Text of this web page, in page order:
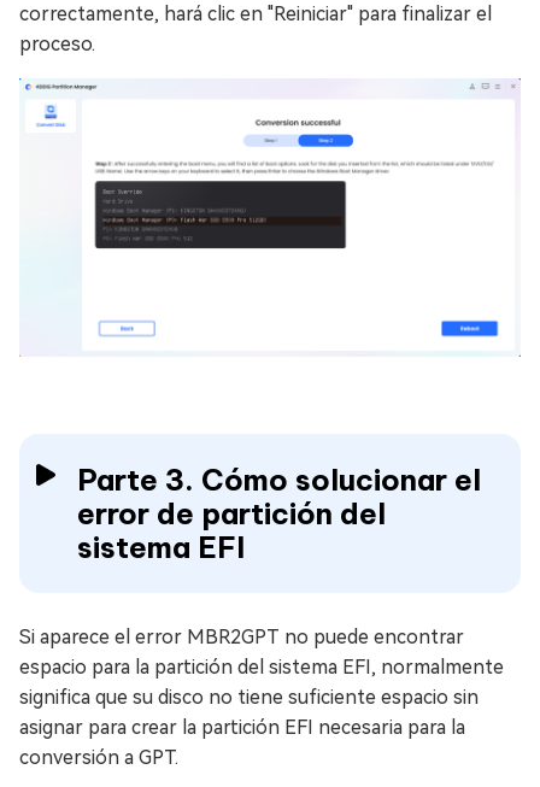
correctamente, hará clic en "Reiniciar" para finalizar el
proceso.
Parte 3. Cómo solucionar el
error de partición del
sistema EFI
Si aparece el error MBR2GPT no puede encontrar
espacio para la partición del sistema EFI, normalmente
significa que su disco no tiene suficiente espacio sin
asignar para crear la partición EFI necesaria para la
conversión a GPT.